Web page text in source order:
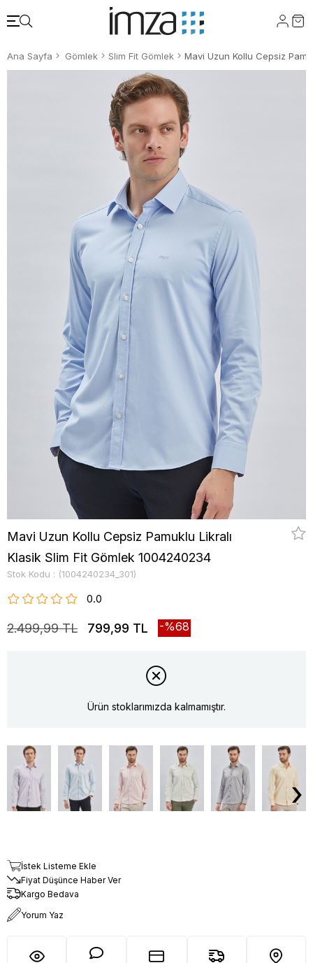
Ana Sayfa Gömlek Slim Fit Gömlek
Mavi Uzun Kollu Cepsiz Pamuklu Likralı
Klasik Slim Fit Gömlek 1004240234
Stok Kodu (1004240234_301)
0.0
2.499,99 TL 799,99 TL 68
Ürün stoklarımızda kalmamıştır.
›
İstek Listeme Ekle
Fiyat Düşünce Haber Ver
Kargo Bedava
Yorum Yaz